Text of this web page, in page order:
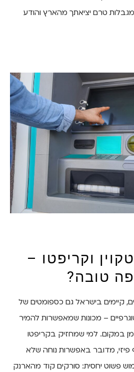
טרם יציאתך מהארץ והודע
וקריפטו –
טובה?
קיימים בישראל גם כספומטים של
– מכונות שמאפשרות להמיר
במקום. למי שמחזיק בקריפטו
פיזי, מדובר באפשרות נוחה שלא
פשוט יחסית: סורקים קוד מהארנק